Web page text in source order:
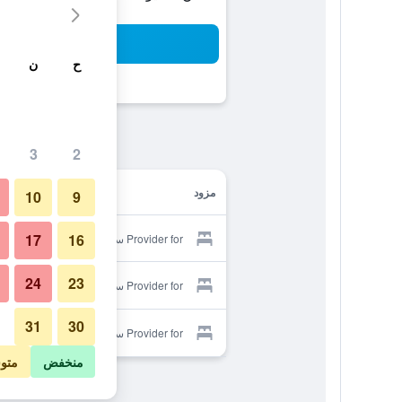
مزود
Provider for ستاي سي بورت
Provider for ستاي سي بورت
Provider for ستاي سي بورت
ح ن
2
3
9
10
16
17
23
24
30
31
منخفض